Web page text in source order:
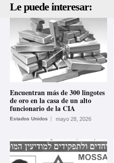
Le puede interesar:
Encuentran más de 300 lingotes
de oro en la casa de un alto
funcionario de la CIA
Estados Unidos mayo 28, 2026